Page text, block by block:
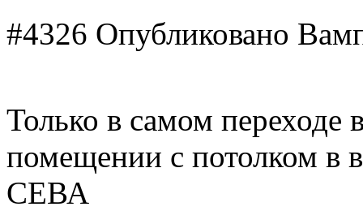
#4326 Опубликовано
Только в самом переходе
помещении с потолком в
СЕВА